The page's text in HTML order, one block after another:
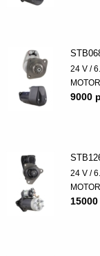
24 V /
9000
24 V /